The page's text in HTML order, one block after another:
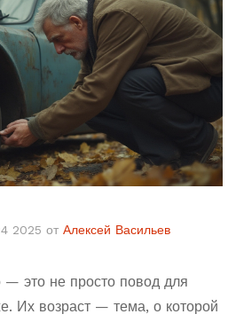
2025 от Алексей Васильев
это не просто повод для
Их возраст — тема, о которой